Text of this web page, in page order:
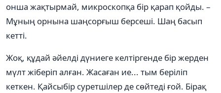
онша жақтырмай, микроскопқа бір қарап қойды. –
Мұның орнына шаңсорғыш берсеші. Шаң басып
кетті.
Жоқ, құдай әйелді дүниеге келтіргенде бір жерден
мүлт жіберіп алған. Жасаған ие... тым беріліп
кеткен. Қайсыбір суретшілер де сөйтеді ғой. Бірақ